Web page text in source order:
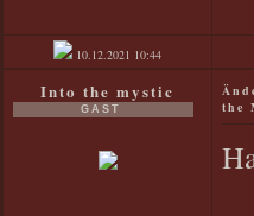
10.12.2021 10:44
Into the mystic
GAST
the